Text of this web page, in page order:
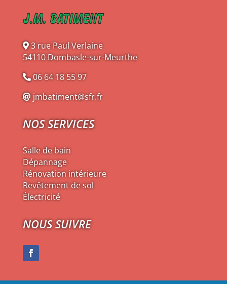
3 rue Paul Verlaine
54110 Dombasle-sur-Meurthe
06 64 18 55 97
jmbatiment@sfr.fr
NOS SERVICES
Salle de bain
Dépannage
Rénovation intérieure
Revêtement de sol
Électricité
NOUS SUIVRE